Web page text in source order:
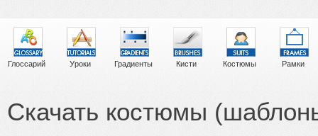
Глоссарий Уроки Градиенты Кисти Костюмы Рамки
Скачать костюмы